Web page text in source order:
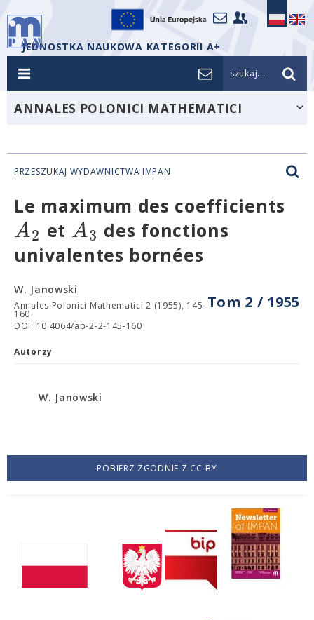
JEDNOSTKA NAUKOWA KATEGORII A+
szukaj...
ANNALES POLONICI MATHEMATICI
PRZESZUKAJ WYDAWNICTWA IMPAN
Le maximum des coefficients
A2 et A3 des fonctions
univalentes bornées
Tom 2 / 1955
W. Janowski
Annales Polonici Mathematici 2 (1955), 145-
160
DOI: 10.4064/ap-2-2-145-160
Autorzy
W. Janowski
POBIERZ ZGODNIE Z CC-BY